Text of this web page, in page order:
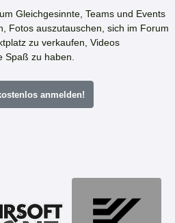
Gleichgesinnte, Teams und Events
Fotos auszutauschen, sich im Forum
zu verkaufen, Videos
Spaß zu haben.
anmelden!